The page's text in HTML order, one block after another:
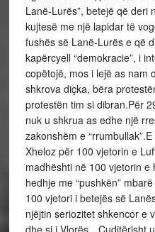
Lanë-Lurës”, betejë që deri
kujtesë me një lapidar të
fushës së Lanë-Lurës e që
kapërcyell “demokracie”, i
copëtojë, mos i lejë as nam
shkrova diçka, bëra
protestën tim si dibran.Për
nuk u shkrua as edhe një
zakonshëm e
Xheloz për 100 vjetorin e
madhështi në 100 vjetorin e
hedhje me “pushkën”
100 vjetori i betejës së
njëjtin seriozitet shkencor e